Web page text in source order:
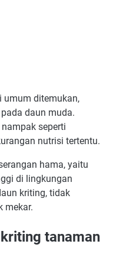
umum ditemukan,
daun muda.
seperti
nutrisi tertentu.
hama, yaitu
di lingkungan
kriting, tidak
mekar.
tanaman